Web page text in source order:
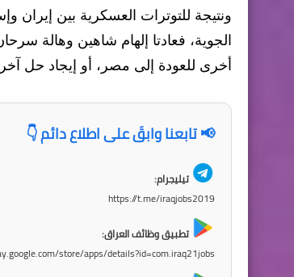
ونتيجة للتوترات العسكرية بين إيران
الجوية، فعادتا إلهام شاهين وهالة
أخرى للعودة إلى مصر، أو إيجاد حل
📢 تابعنا وابقَ على اطلاع دائم 👇
تيليجرام:
https://t.me/iraqjobs2019
تطبيق وظائف العراق:
store/apps/details?id=com.iraq21jobs